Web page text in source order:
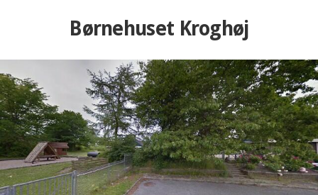
Børnehuset Kroghøj